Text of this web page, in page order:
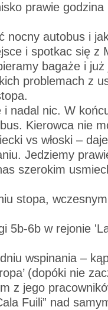
prawie godzina
nocny autobus i
i spotkac się z
bagaże i
problemach z
nadal nic. W
Kierowca nie
vs włoski –
Jedziemy
szerokim
stopa,
5b-6b w rejonie
wspinania –
(dopóki nie
z jego
Fuili” nad